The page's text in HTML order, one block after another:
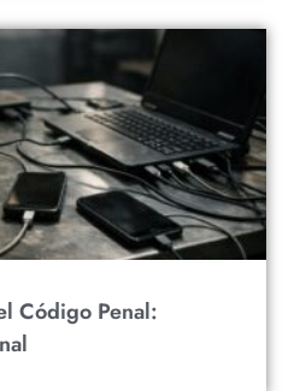
Código Penal: